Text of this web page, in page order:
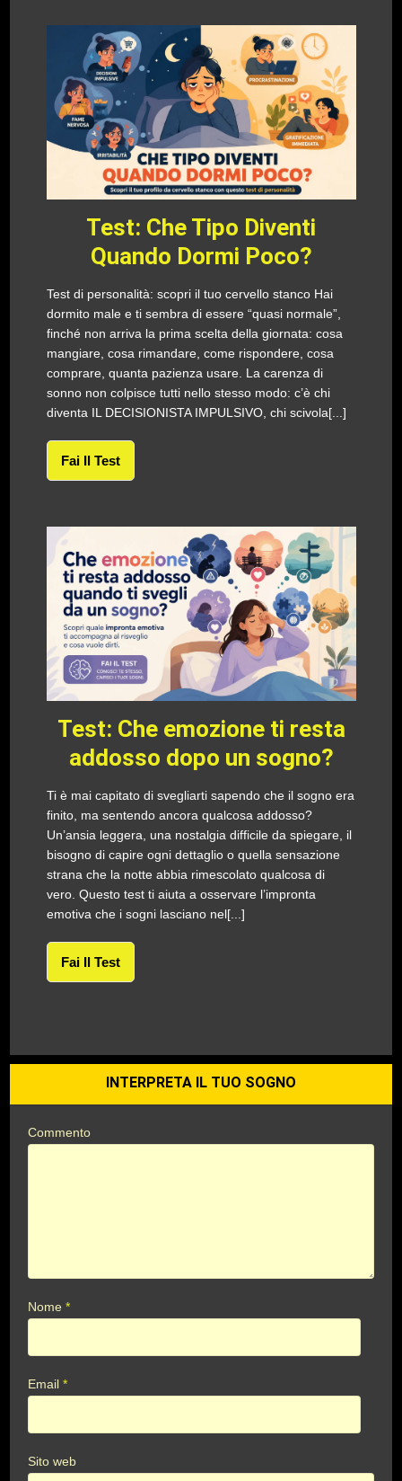
Test: Che Tipo Diventi
Quando Dormi Poco?
Test di personalità: scopri il tuo cervello stanco Hai
dormito male e ti sembra di essere “quasi normale”,
finché non arriva la prima scelta della giornata: cosa
mangiare, cosa rimandare, come rispondere, cosa
comprare, quanta pazienza usare. La carenza di
sonno non colpisce tutti nello stesso modo: c’è chi
diventa IL DECISIONISTA IMPULSIVO, chi scivola[...]
Fai Il Test
Test: Che emozione ti resta
addosso dopo un sogno?
Ti è mai capitato di svegliarti sapendo che il sogno era
finito, ma sentendo ancora qualcosa addosso?
Un’ansia leggera, una nostalgia difficile da spiegare, il
bisogno di capire ogni dettaglio o quella sensazione
strana che la notte abbia rimescolato qualcosa di
vero. Questo test ti aiuta a osservare l’impronta
emotiva che i sogni lasciano nel[...]
Fai Il Test
INTERPRETA IL TUO SOGNO
Commento
Nome*
Email*
Sito web